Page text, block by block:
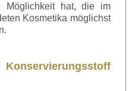
Möglichkeit hat, die im
Kosmetika möglichst